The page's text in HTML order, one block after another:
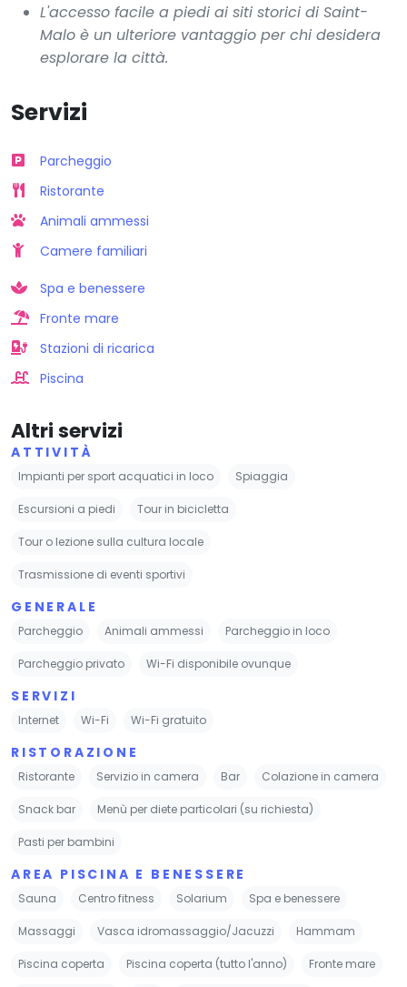
L'accesso facile a piedi ai siti storici di Saint-
Malo è un ulteriore vantaggio per chi desidera
esplorare la città.
Servizi
Parcheggio
Ristorante
Animali ammessi
Camere familiari
Spa e benessere
Fronte mare
Stazioni di ricarica
Piscina
Altri servizi
ATTIVITÀ
Impianti per sport acquatici in loco Spiaggia
Escursioni a piedi Tour in bicicletta
Tour o lezione sulla cultura locale
Trasmissione di eventi sportivi
GENERALE
Parcheggio Animali ammessi Parcheggio in loco
Parcheggio privato Wi-Fi disponibile ovunque
SERVIZI
Internet Wi-Fi Wi-Fi gratuito
RISTORAZIONE
Ristorante Servizio in camera Bar Colazione in camera
Snack bar Menù per diete particolari (su richiesta)
Pasti per bambini
AREA PISCINA E BENESSERE
Sauna Centro fitness Solarium Spa e benessere
Massaggi Vasca idromassaggio/Jacuzzi Hammam
Piscina coperta Piscina coperta (tutto l'anno) Fronte mare